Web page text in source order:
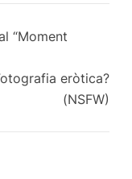
“Moment
eròtica?
(NSFW)